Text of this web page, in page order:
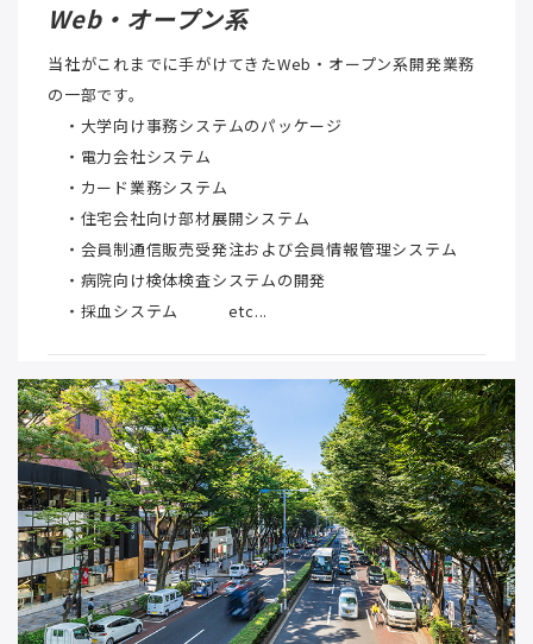
Web・オープン系
当社がこれまでに手がけてきたWeb・オープン系開発業務
の一部です。
・大学向け事務システムのパッケージ
・電力会社システム
・カード業務システム
・住宅会社向け部材展開システム
・会員制通信販売受発注および会員情報管理システム
・病院向け検体検査システムの開発
・採血システム etc...